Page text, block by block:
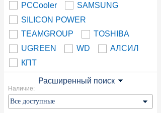
PCCooler
SAMSUNG
SILICON POWER
TEAMGROUP
TOSHIBA
UGREEN
WD
АЛСИЛ
КПТ
Расширенный поиск
Наличие: